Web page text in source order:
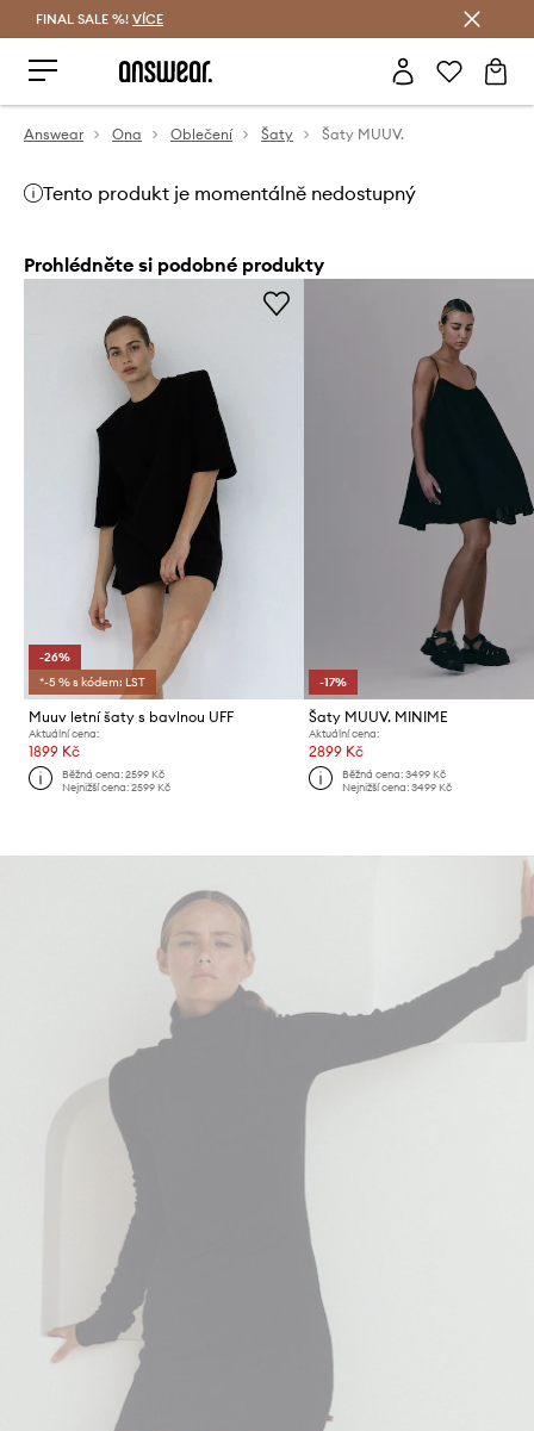
FINAL SALE %! VÍCE
Answear Ona Oblečení Šaty Šaty MUUV.
Tento produkt je momentálně nedostupný
Prohlédněte si podobné produkty
-26%
*-5 % s kódem: LST
Muuv letní šaty s bavlnou UFF
Aktuální cena:
1899 Kč
Běžná cena:2599 Kč
Nejnižší cena:2599 Kč
-17%
Šaty MUUV. MINIME
Aktuální cena:
2899 Kč
Běžná cena: 3499 Kč
Nejnižší cena: 3499 Kč